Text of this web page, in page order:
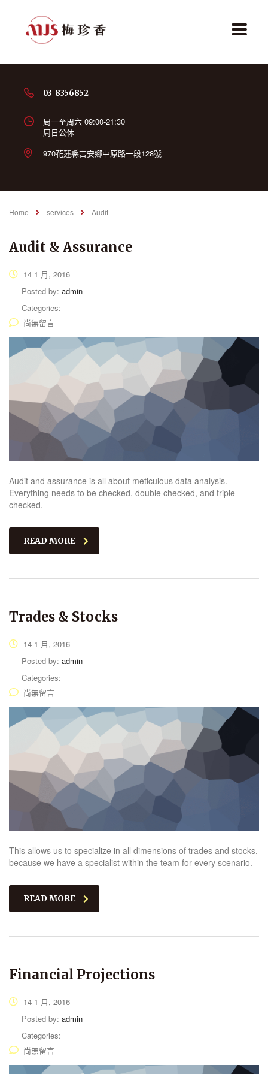
03-8356852
周一至周六 09:00-21:30
周日公休
970花蓮縣吉安鄉中原路一段128號
Home services Audit
Audit & Assurance
14 1 月, 2016
Posted by: admin
Categories:
尚無留言
Audit and assurance is all about meticulous data analysis.
Everything needs to be checked, double checked, and triple
checked.
READ MORE
Trades & Stocks
14 1 月, 2016
Posted by: admin
Categories:
尚無留言
This allows us to specialize in all dimensions of trades and stocks,
because we have a specialist within the team for every scenario.
READ MORE
Financial Projections
14 1 月, 2016
Posted by: admin
Categories:
尚無留言